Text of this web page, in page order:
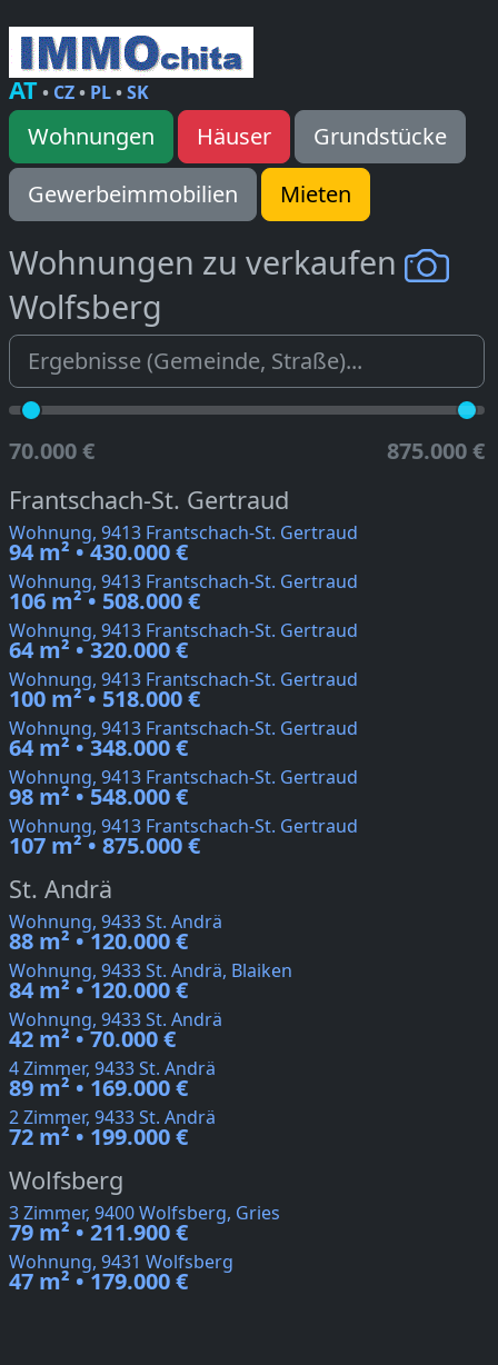
AT• CZ• PL•SK
Wohnungen Häuser
Grundstücke
Gewerbeimmobilien
Mieten
Wohnungen zu verkaufen
Wolfsberg
70.000 € 875.000 €
Frantschach-St. Gertraud
Wohnung, 9413 Frantschach-St. Gertraud
94 m² • 430.000 €
Wohnung, 9413 Frantschach-St. Gertraud
106 m² • 508.000 €
Wohnung, 9413 Frantschach-St. Gertraud
64 m² • 320.000 €
Wohnung, 9413 Frantschach-St. Gertraud
100 m² • 518.000 €
Wohnung, 9413 Frantschach-St. Gertraud
64 m² • 348.000 €
Wohnung, 9413 Frantschach-St. Gertraud
98 m² • 548.000 €
Wohnung, 9413 Frantschach-St. Gertraud
107 m² • 875.000 €
St. Andrä
Wohnung, 9433 St. Andrä
88 m² • 120.000 €
Wohnung, 9433 St. Andrä, Blaiken
84 m² • 120.000 €
Wohnung, 9433 St. Andrä
42 m² • 70.000 €
4 Zimmer, 9433 St. Andrä
89 m² • 169.000 €
2 Zimmer, 9433 St. Andrä
72 m² • 199.000 €
Wolfsberg
3 Zimmer, 9400 Wolfsberg, Gries
79 m² • 211.900 €
Wohnung, 9431 Wolfsberg
47 m² • 179.000 €